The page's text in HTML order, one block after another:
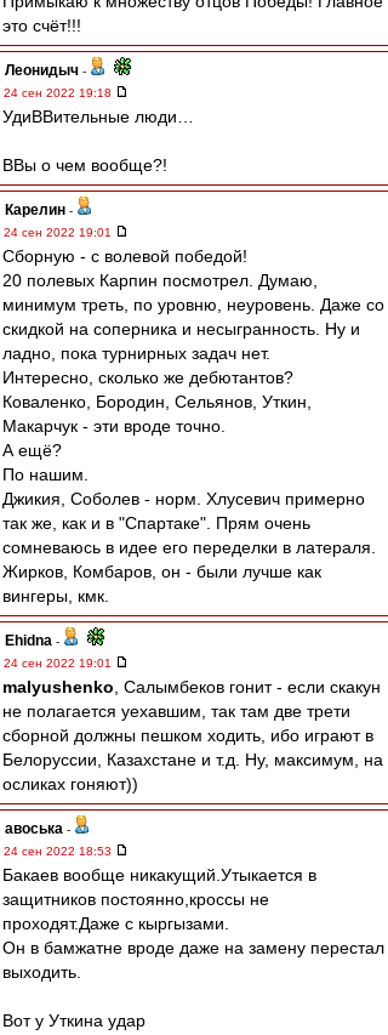
это счёт!!!
Леонидыч -
24 сен 2022 19:18
УдиВВительные люди…
ВВы о чем вообще?!
Карелин -
24 сен 2022 19:01
Сборную - с волевой победой!
20 полевых Карпин посмотрел. Думаю,
минимум треть, по уровню, неуровень. Даже со
скидкой на соперника и несыгранность. Ну и
ладно, пока турнирных задач нет.
Интересно, сколько же дебютантов?
Коваленко, Бородин, Сельянов, Уткин,
Макарчук - эти вроде точно.
А ещё?
По нашим.
Джикия, Соболев - норм. Хлусевич примерно
так же, как и в "Спартаке". Прям очень
сомневаюсь в идее его переделки в латераля.
Жирков, Комбаров, он - были лучше как
вингеры, кмк.
Ehidna -
24 сен 2022 19:01
malyushenko , Салымбеков гонит - если скакун
не полагается уехавшим, так там две трети
сборной должны пешком ходить, ибо играют в
Белоруссии, Казахстане и т.д. Ну, максимум, на
осликах гоняют))
авоська -
24 сен 2022 18:53
Бакаев вообще никакущий.Утыкается в
защитников постоянно,кроссы не
проходят.Даже с кыргызами.
Он в бамжатне вроде даже на замену перестал
выходить.
Вот у Уткина удар